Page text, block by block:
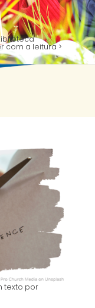
com a leitura>
texto por